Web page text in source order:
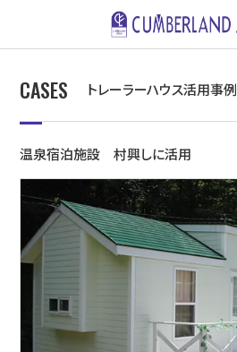
CASES トレーラーハウス活用事例
温泉宿泊施設 村興しに活用